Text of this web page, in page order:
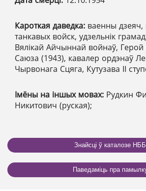
Кароткая даведка: ваенны дзеяч,
танкавых войск, удзельнік
Вялікай Айчыннай войнаў, Герой
Саюза (1943), кавалер ордэнаў
Чырвонага Сцяга, Кутузава ІІ
Імёны на іншых мовах: Рудкин
Никитович (руская);
Знайсці ў каталозе НББ
Паведаміць пра